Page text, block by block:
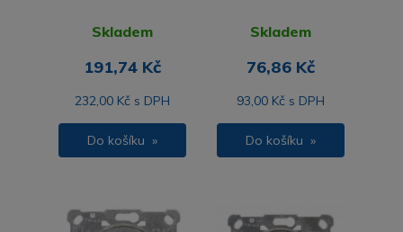
Skladem
191,74 Kč
232,00 Kč s DPH
Do košíku »
Skladem
76,86 Kč
93,00 Kč s DPH
Do košíku »